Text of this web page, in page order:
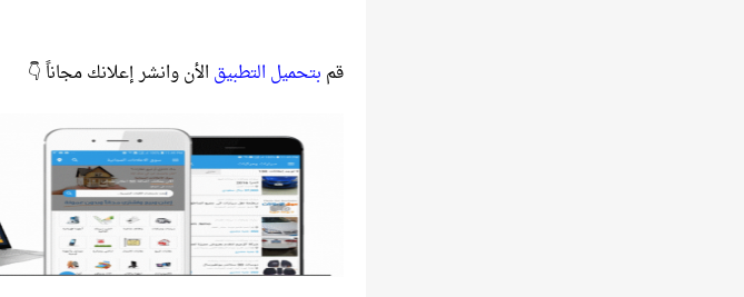
قم بتحميل التطبيق الأن وانشر إعلانك مجاناً 👇